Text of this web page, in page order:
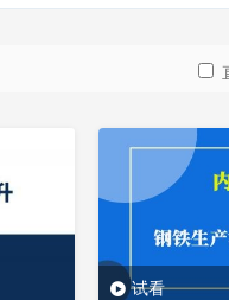
试看